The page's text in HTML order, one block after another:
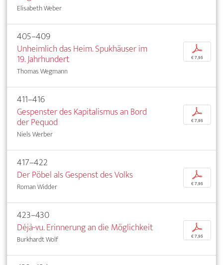
Elisabeth Weber
405–409
Unheimlich das Heim. Spukhäuser im
19. Jahrhundert
Thomas Wegmann
p
€ 7,95
411–416
Gespenster des Kapitalismus an Bord
der Pequod
Niels Werber
p
€ 7,95
417–422
Der Pöbel als Gespenst des Volks
Roman Widder
p
€ 7,95
423–430
Déjà-vu. Erinnerung an die Möglichkeit
Burkhardt Wolf
p
€ 7,95